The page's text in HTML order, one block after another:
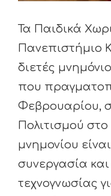
Τα Παιδικά
Πανεπιστήμιο
διετές
που
Φεβρουαρίου,
Πολιτισμού
μνημονίου
συνεργασία
τεχνογνωσίας